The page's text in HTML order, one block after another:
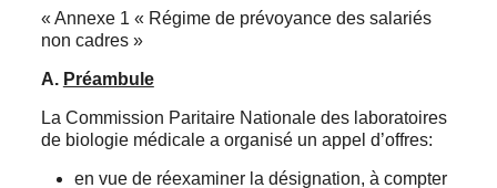
« Annexe 1 « Régime de prévoyance des salariés
non cadres »
A. Préambule
La Commission Paritaire Nationale des laboratoires
de biologie médicale a organisé un appel d’offres:
en vue de réexaminer la désignation, à compter